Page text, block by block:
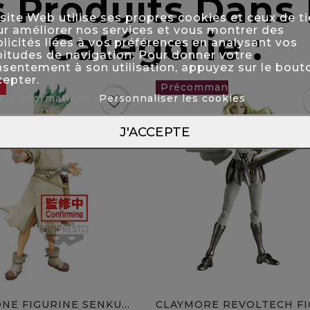
Web utilise ses propres cookies et ceux de
améliorer nos services et vous montrer des
liées à vos préférences en analysant vos
de navigation. Pour donner votre
à son utilisation, appuyez sur le
d'informations Personnaliser les cookies
J'ACCEPTE
Produits Dans
Catégorie :
favorite
FIGURINE SENKU...
favorite_border 89,90 €